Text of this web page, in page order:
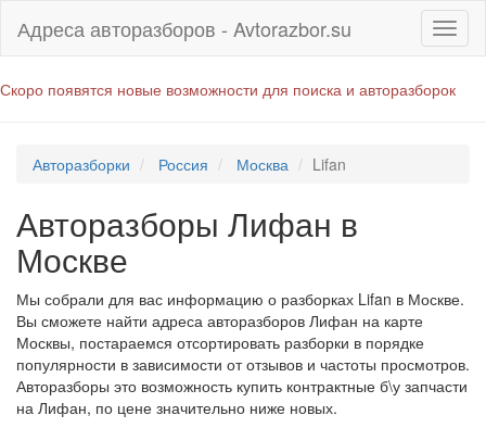
Адреса авторазборов - Avtorazbor.su
Скоро появятся новые возможности для поиска и авторазборок
Авторазборки Россия Москва Lifan
Авторазборы Лифан в
Москве
Мы собрали для вас информацию о разборках Lifan в Москве.
Вы сможете найти адреса авторазборов Лифан на карте
Москвы, постараемся отсортировать разборки в порядке
популярности в зависимости от отзывов и частоты просмотров.
Авторазборы это возможность купить контрактные б\у запчасти
на Лифан, по цене значительно ниже новых.